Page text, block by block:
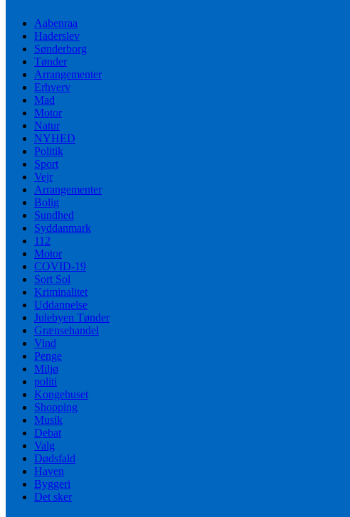
Aabenraa
Haderslev
Sønderborg
Tønder
Arrangementer
Erhverv
Mad
Motor
Natur
NYHED
Politik
Sport
Vejr
Arrangementer
Bolig
Sundhed
Syddanmark
112
Motor
COVID-19
Sort Sol
Kriminalitet
Uddannelse
Julebyen Tønder
Grænsehandel
Vind
Penge
Miljø
politi
Kongehuset
Shopping
Musik
Debat
Valg
Dødsfald
Haven
Byggeri
Det sker